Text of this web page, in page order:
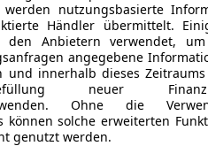
werden nutzungsbasierte
Händler übermittelt.
den Anbietern verwendet,
angegebene
und innerhalb dieses
neuer
Ohne die
können solche erweiterten
genutzt werden.